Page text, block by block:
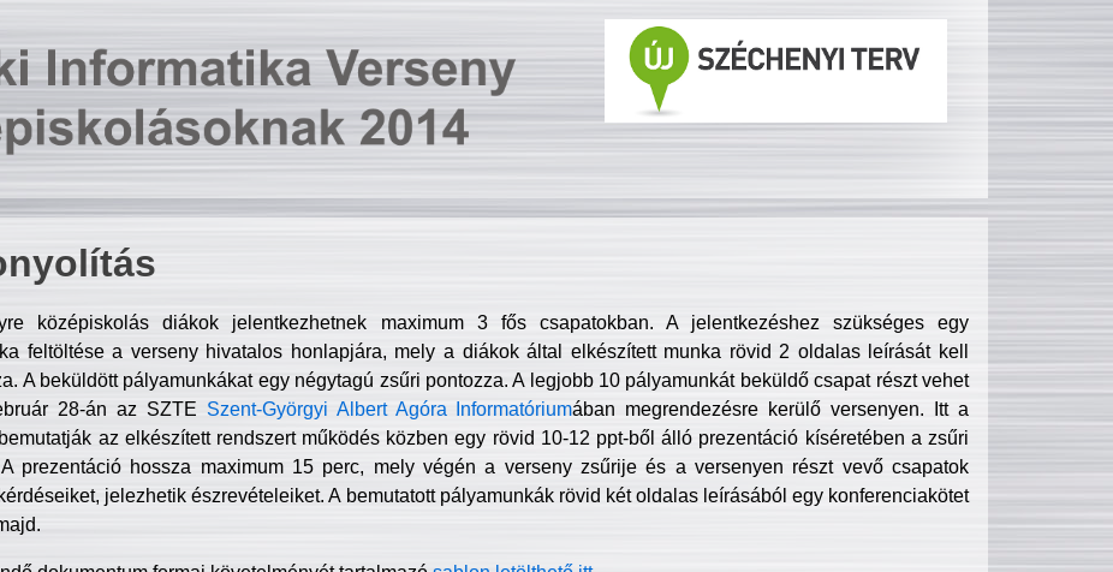
középiskolás diákok jelentkezhetnek maximum 3 fős csapatokban. A jelentkezéshez szükséges egy
feltöltése a verseny hivatalos honlapjára, mely a diákok által elkészített munka rövid 2 oldalas leírását kell
A beküldött pályamunkákat egy négytagú zsűri pontozza. A legjobb 10 pályamunkát beküldő csapat részt vehet
28-án az SZTE Szent-Györgyi Albert Agóra Informatóriumában megrendezésre kerülő versenyen. Itt a
az elkészített rendszert működés közben egy rövid 10-12 ppt-ből álló prezentáció kíséretében a zsűri
prezentáció hossza maximum 15 perc, mely végén a verseny zsűrije és a versenyen részt vevő csapatok
jelezhetik észrevételeiket. A bemutatott pályamunkák rövid két oldalas leírásából egy konferenciakötet